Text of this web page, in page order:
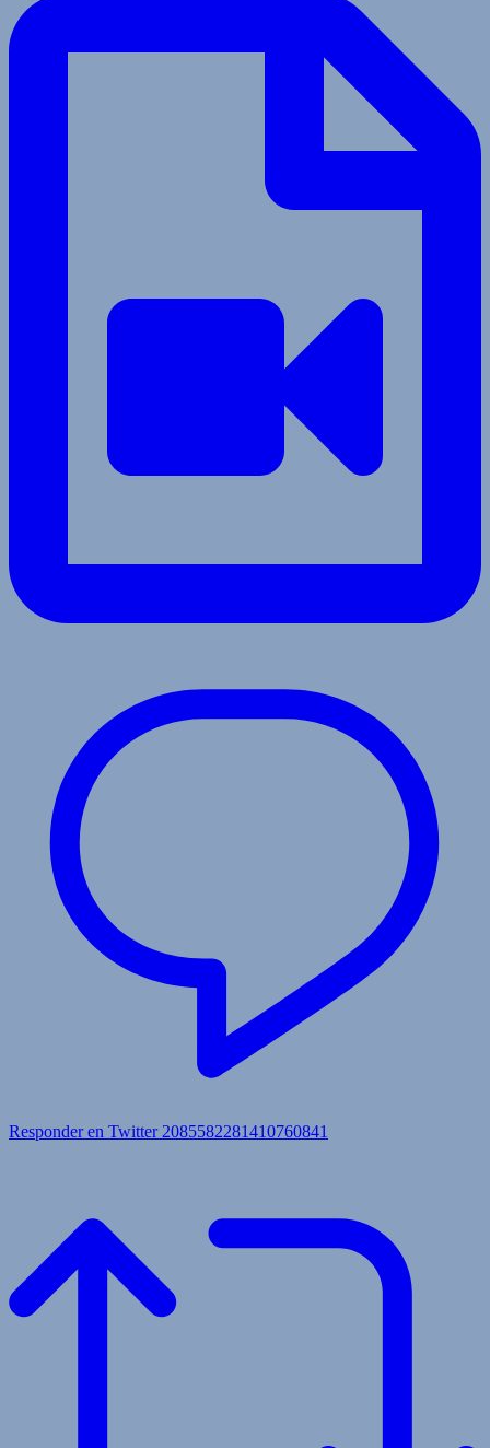
Responder en Twitter 2085582281410760841